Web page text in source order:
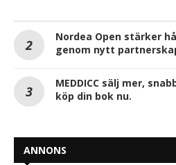
Nordea Open stärker
genom nytt
MEDDICC sälj mer,
köp din bok nu.
ANNONS